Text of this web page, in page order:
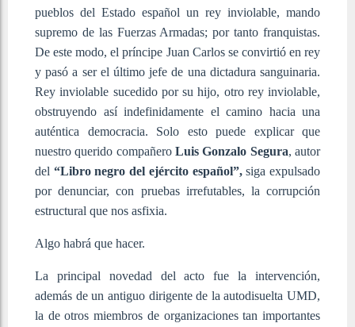
pueblos del Estado español un rey inviolable, mando
supremo de las Fuerzas Armadas; por tanto franquistas.
De este modo, el príncipe Juan Carlos se convirtió en rey
y pasó a ser el último jefe de una dictadura sanguinaria.
Rey inviolable sucedido por su hijo, otro rey inviolable,
obstruyendo así indefinidamente el camino hacia una
auténtica democracia. Solo esto puede explicar que
nuestro querido compañero Luis Gonzalo Segura, autor
del “Libro negro del ejército español”,siga expulsado
por denunciar, con pruebas irrefutables, la corrupción
estructural que nos asfixia.
Algo habrá que hacer.
La principal novedad del acto fue la intervención,
además de un antiguo dirigente de la autodisuelta UMD,
la de otros miembros de organizaciones tan importantes